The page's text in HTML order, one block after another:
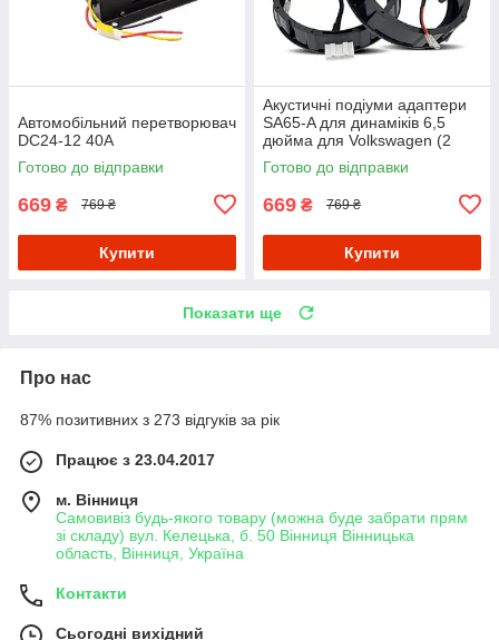
Автомобільний перетворювач
DC24-12 40A
Готово до відправки
669 ₴ 769 ₴
Купити
Акустичні подіуми адаптери
SA65-A для динаміків 6,5
дюйма для Volkswagen (2
штуки)
Готово до відправки
669 ₴ 769 ₴
Купити
Показати ще
Про нас
87% позитивних з 273 відгуків за рік
Працює з 23.04.2017
м. Вінниця
Самовивіз будь-якого товару (можна буде забрати прям
зі складу) вул. Келецька, б. 50 Вінниця Вінницька
область, Вінниця, Україна
Контакти
Сьогодні вихідний